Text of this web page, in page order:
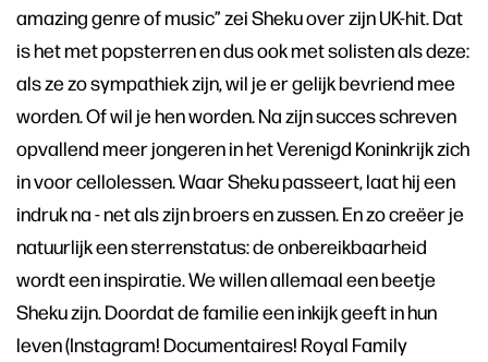
amazing genre of music” zei Sheku over zijn UK-hit. Dat
is het met popsterren en dus ook met solisten als deze:
als ze zo sympathiek zijn, wil je er gelijk bevriend mee
worden. Of wil je hen worden. Na zijn succes schreven
opvallend meer jongeren in het Verenigd Koninkrijk zich
in voor cellolessen. Waar Sheku passeert, laat hij een
indruk na - net als zijn broers en zussen. En zo creëer je
natuurlijk een sterrenstatus: de onbereikbaarheid
wordt een inspiratie. We willen allemaal een beetje
Sheku zijn. Doordat de familie een inkijk geeft in hun
leven (Instagram! Documentaires! Royal Family